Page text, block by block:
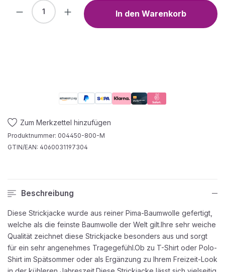
Produkt Anzahl: Gib den gewünschten
In den Warenkorb
Zum Merkzettel hinzufügen
Produktnummer: 004450-800-M
GTIN/EAN: 4060031197304
Beschreibung
Diese Strickjacke wurde aus reiner Pima-Baumwolle gefertigt,
welche als die feinste Baumwolle der Welt gilt.Ihre sehr weiche
Qualität zeichnet diese Strickjacke besonders aus und sorgt
für ein sehr angenehmes Tragegefühl.Ob zu T-Shirt oder Polo-
Shirt im Spätsommer oder als Ergänzung zu Ihrem Freizeit-Look